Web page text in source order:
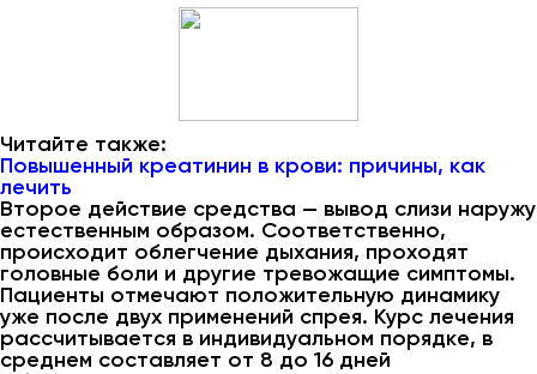
Читайте также:
Повышенный креатинин в крови: причины, как
лечить
Второе действие средства — вывод слизи наружу
естественным образом. Соответственно,
происходит облегчение дыхания, проходят
головные боли и другие тревожащие симптомы.
Пациенты отмечают положительную динамику
уже после двух применений спрея. Курс лечения
рассчитывается в индивидуальном порядке, в
среднем составляет от 8 до 16 дней